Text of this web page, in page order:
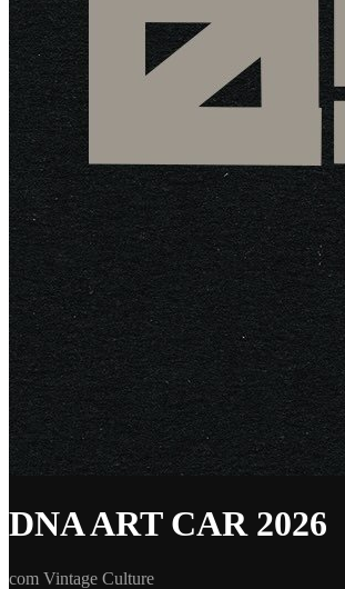
DNA ART CAR 2026
com Vintage Culture